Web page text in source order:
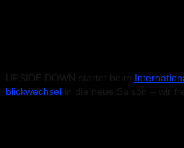
UPSIDE DOWN startet beim
blickwechsel in die neue Saison – wir